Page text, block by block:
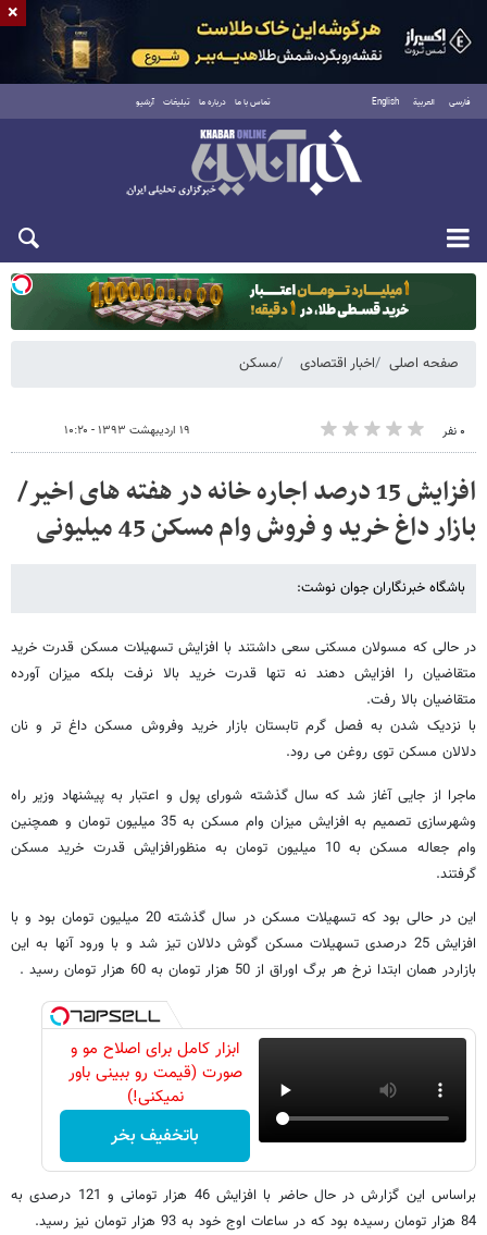
فارسی العربية English تماس با ما درباره ما تبلیغات آرشیو
یکشنبه ۱۸ مرداد ۱۴۰۵
صفحه اصلی اخبار اقتصادی مسکن
۰ نفر ۱۹ اردیبهشت ۱۳۹۳ - ۱۰:۲۰
افزایش 15 درصد اجاره خانه در هفته های اخیر/
بازار داغ خرید و فروش وام مسکن 45 میلیونی
باشگاه خبرنگاران جوان نوشت:
در حالی که مسولان مسکنی سعی داشتند با افزایش تسهیلات مسکن قدرت خرید
متقاضیان را افزایش دهند نه تنها قدرت خرید بالا نرفت بلکه میزان آورده
متقاضیان بالا رفت.
با نزدیک شدن به فصل گرم تابستان بازار خرید وفروش مسکن داغ تر و نان
دلالان مسکن توی روغن می رود.
ماجرا از جایی آغاز شد که سال گذشته شورای پول و اعتبار به پیشنهاد وزیر راه
وشهرسازی تصمیم به افزایش میزان وام مسکن به 35 میلیون تومان و همچنین
وام جعاله مسکن به 10 میلیون تومان به منظورافزایش قدرت خرید مسکن
گرفتند.
این در حالی بود که تسهیلات مسکن در سال گذشته 20 میلیون تومان بود و با
افزایش 25 درصدی تسهیلات مسکن گوش دلالان تیز شد و با ورود آنها به این
بازاردر همان ابتدا نرخ هر برگ اوراق از 50 هزار تومان به 60 هزار تومان رسید .
ابزار کامل برای اصلاح مو و
صورت (قیمت رو ببینی باور
نمیکنی!)
باتخفیف بخر
براساس این گزارش در حال حاضر با افزایش 46 هزار تومانی و 121 درصدی به
84 هزار تومان رسیده بود که در ساعات اوج خود به 93 هزار تومان نیز رسید.
×